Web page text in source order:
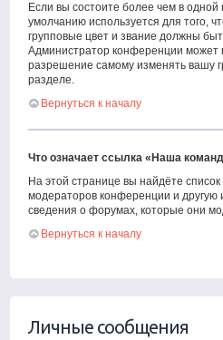
Если вы состоите более чем в одной
умолчанию используется для того,
групповые цвет и звание должны
Администратор конференции может
разрешение самому изменять вашу
разделе.
Вернуться к началу
Что означает ссылка «Наша
На этой странице вы найдёте
модераторов конференции и другую
сведения о форумах, которые они
Вернуться к началу
Личные сообщения